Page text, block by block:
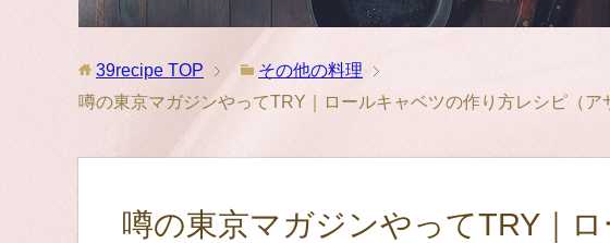
39recipe TOP
その他の料理
噂の東京マガジンやってTRY｜ロールキャベツの作り方レシピ（
噂の東京マガジンやってTRY｜